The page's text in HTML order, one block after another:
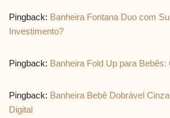
Pingback: Banheira Fontana Duo com
Investimento?
Pingback: Banheira Fold Up para
Pingback: Banheira Bebê Dobrável
Digital